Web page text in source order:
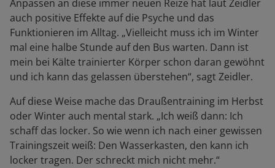
Anpassen an diese immer neuen Reize hat laut Zeidler
auch positive Effekte auf die Psyche und das
Funktionieren im Alltag. „Vielleicht muss ich im Winter
mal eine halbe Stunde auf den Bus warten. Dann ist
mein bei Kälte trainierter Körper schon daran gewöhnt
und ich kann das gelassen überstehen“, sagt Zeidler.
Auf diese Weise mache das Draußentraining im Herbst
oder Winter auch mental stark. „Ich weiß dann: Ich
schaff das locker. So wie wenn ich nach einer gewissen
Trainingszeit weiß: Den Wasserkasten, den kann ich
locker tragen. Der schreckt mich nicht mehr.“